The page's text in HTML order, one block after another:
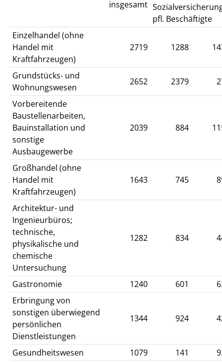
insgesamt
pfl. Beschäftigte
Einzelhandel (ohne
Handel mit
Kraftfahrzeugen)
2719 1288
Grundstücks- und
Wohnungswesen
2652 2379
Vorbereitende
Baustellenarbeiten,
Bauinstallation und
sonstige
Ausbaugewerbe
2039 884
Großhandel (ohne
Handel mit
Kraftfahrzeugen)
1643 745
Architektur- und
Ingenieurbüros;
technische,
physikalische und
chemische
Untersuchung
1282 834
Gastronomie 1240 601
Erbringung von
sonstigen überwiegend
persönlichen
Dienstleistungen
1344 924
Gesundheitswesen 1079 141